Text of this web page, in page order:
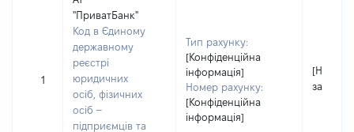
1
"ПриватБанк"
Код в Єдиному
державному
реєстрі
юридичних
осіб, фізичних
осіб –
підприємців та
Тип рахунку:
[Конфіденційна
інформація]
Номер рахунку:
[Конфіденційна
інформація]
[Не